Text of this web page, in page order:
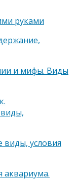
руками
и мифы. Виды
виды, условия